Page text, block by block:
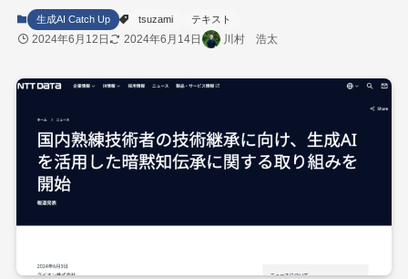
生成AI Catch Up tsuzami テキスト
2024年6月12日 2024年6月14日 川村 浩太